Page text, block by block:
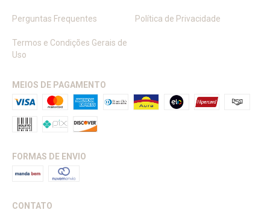
Perguntas Frequentes Política de Privacidade
Termos e Condições Gerais de
Uso
MEIOS DE PAGAMENTO
FORMAS DE ENVIO
CONTATO